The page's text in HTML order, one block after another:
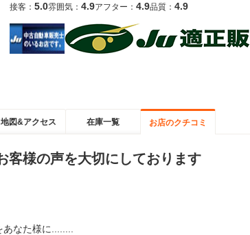
接客： 5.0雰囲気： 4.9アフター： 4.9品質： 4.9
地図&アクセス 在庫一覧 お店のクチコミ
客様の声を大切にしております
なた様に........